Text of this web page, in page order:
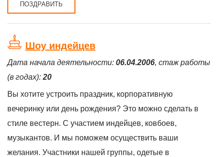
ПОЗДРАВИТЬ
Шоу индейцев
Дата начала деятельности: 06.04.2006, стаж работы
(в годах): 20
Вы хотите устроить праздник, корпоративную
вечеринку или день рождения? Это можно сделать в
стиле вестерн. С участием индейцев, ковбоев,
музыкантов. И мы поможем осуществить ваши
желания. Участники нашей группы, одетые в